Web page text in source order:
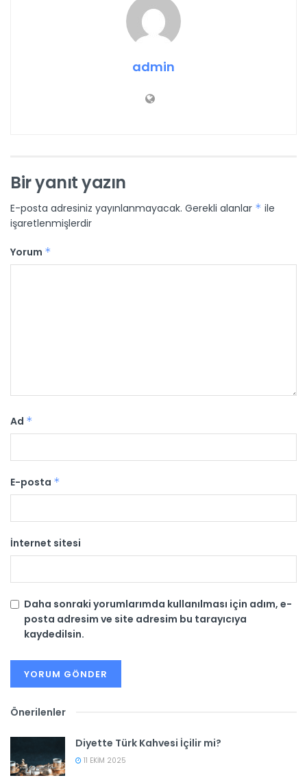
admin
Bir yanıt yazın
E-posta adresiniz yayınlanmayacak. Gerekli alanlar * ile
işaretlenmişlerdir
Yorum *
Ad *
E-posta *
İnternet sitesi
Daha sonraki yorumlarımda kullanılması için adım, e-
posta adresim ve site adresim bu tarayıcıya
kaydedilsin.
Önerilenler
Diyette Türk Kahvesi İçilir mi?
11 EKIM 2025